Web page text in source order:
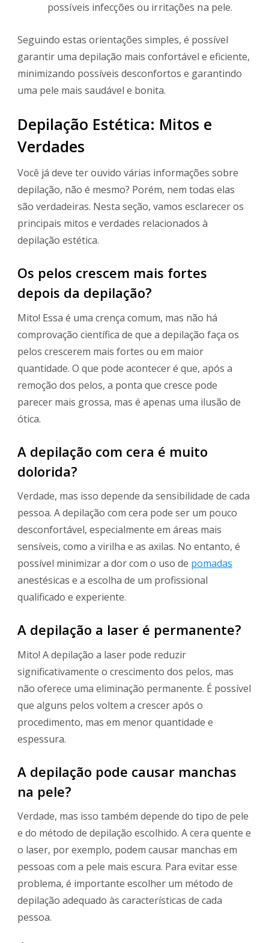
possíveis infecções ou irritações na pele.
Seguindo estas orientações simples, é possível
garantir uma depilação mais confortável e eficiente,
minimizando possíveis desconfortos e garantindo
uma pele mais saudável e bonita.
Depilação Estética: Mitos e
Verdades
Você já deve ter ouvido várias informações sobre
depilação, não é mesmo? Porém, nem todas elas
são verdadeiras. Nesta seção, vamos esclarecer os
principais mitos e verdades relacionados à
depilação estética.
Os pelos crescem mais fortes
depois da depilação?
Mito! Essa é uma crença comum, mas não há
comprovação científica de que a depilação faça os
pelos crescerem mais fortes ou em maior
quantidade. O que pode acontecer é que, após a
remoção dos pelos, a ponta que cresce pode
parecer mais grossa, mas é apenas uma ilusão de
ótica.
A depilação com cera é muito
dolorida?
Verdade, mas isso depende da sensibilidade de cada
pessoa. A depilação com cera pode ser um pouco
desconfortável, especialmente em áreas mais
sensíveis, como a virilha e as axilas. No entanto, é
possível minimizar a dor com o uso de pomadas
anestésicas e a escolha de um profissional
qualificado e experiente.
A depilação a laser é permanente?
Mito! A depilação a laser pode reduzir
significativamente o crescimento dos pelos, mas
não oferece uma eliminação permanente. É possível
que alguns pelos voltem a crescer após o
procedimento, mas em menor quantidade e
espessura.
A depilação pode causar manchas
na pele?
Verdade, mas isso também depende do tipo de pele
e do método de depilação escolhido. A cera quente e
o laser, por exemplo, podem causar manchas em
pessoas com a pele mais escura. Para evitar esse
problema, é importante escolher um método de
depilação adequado às características de cada
pessoa.